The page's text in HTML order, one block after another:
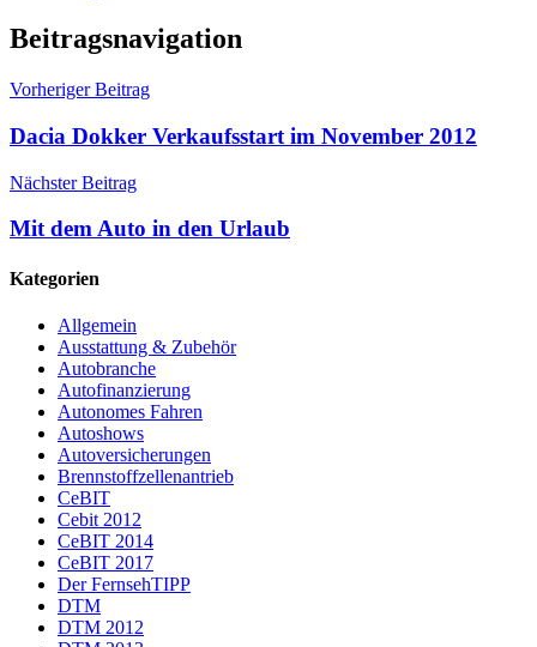
Beitragsnavigation
Vorheriger Beitrag
Dacia Dokker Verkaufsstart im November 2012
Nächster Beitrag
Mit dem Auto in den Urlaub
Kategorien
Allgemein
Ausstattung & Zubehör
Autobranche
Autofinanzierung
Autonomes Fahren
Autoshows
Autoversicherungen
Brennstoffzellenantrieb
CeBIT
Cebit 2012
CeBIT 2014
CeBIT 2017
Der FernsehTIPP
DTM
DTM 2012